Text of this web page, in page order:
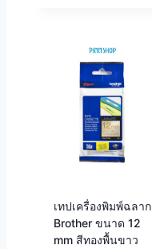
เทปเครื่องพิมพ์ฉลาก
Brother ขนาด 12
mm สีทองพื้นขาว